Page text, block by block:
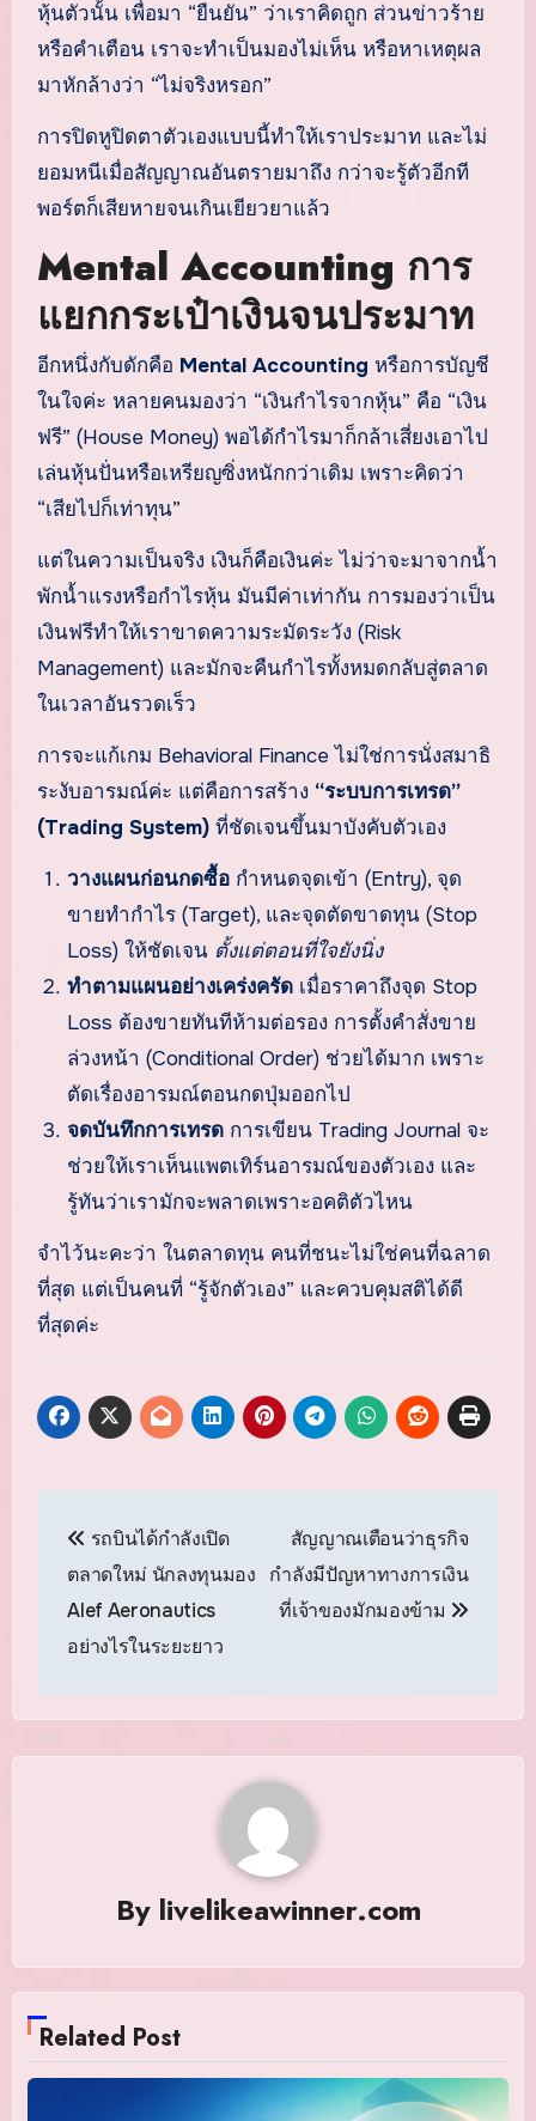
หุ้นตัวนั้น เพื่อมา “ยืนยัน” ว่าเราคิดถูก ส่วนข่าวร้าย
หรือคำเตือน เราจะทำเป็นมองไม่เห็น หรือหาเหตุผล
มาหักล้างว่า “ไม่จริงหรอก”
การปิดหูปิดตาตัวเองแบบนี้ทำให้เราประมาท และไม่
ยอมหนีเมื่อสัญญาณอันตรายมาถึง กว่าจะรู้ตัวอีกที
พอร์ตก็เสียหายจนเกินเยียวยาแล้ว
Mental Accounting การ
แยกกระเป๋าเงินจนประมาท
อีกหนึ่งกับดักคือ Mental Accounting หรือการบัญชี
ในใจค่ะ หลายคนมองว่า “เงินกำไรจากหุ้น” คือ “เงิน
ฟรี” (House Money) พอได้กำไรมาก็กล้าเสี่ยงเอาไป
เล่นหุ้นปั่นหรือเหรียญซิ่งหนักกว่าเดิม เพราะคิดว่า
“เสียไปก็เท่าทุน”
แต่ในความเป็นจริง เงินก็คือเงินค่ะ ไม่ว่าจะมาจากน้ำ
พักน้ำแรงหรือกำไรหุ้น มันมีค่าเท่ากัน การมองว่าเป็น
เงินฟรีทำให้เราขาดความระมัดระวัง (Risk
Management) และมักจะคืนกำไรทั้งหมดกลับสู่ตลาด
ในเวลาอันรวดเร็ว
การจะแก้เกม Behavioral Finance ไม่ใช่การนั่งสมาธิ
ระงับอารมณ์ค่ะ แต่คือการสร้าง “ระบบการเทรด”
(Trading System)ที่ชัดเจนขึ้นมาบังคับตัวเอง
วางแผนก่อนกดซื้อ กำหนดจุดเข้า (Entry), จุด
ขายทำกำไร (Target), และจุดตัดขาดทุน (Stop
Loss) ให้ชัดเจน ตั้งแต่ตอนที่ใจยังนิ่ง
ทำตามแผนอย่างเคร่งครัด เมื่อราคาถึงจุด Stop
Loss ต้องขายทันทีห้ามต่อรอง การตั้งคำสั่งขาย
ล่วงหน้า (Conditional Order) ช่วยได้มาก เพราะ
ตัดเรื่องอารมณ์ตอนกดปุ่มออกไป
จดบันทึกการเทรด การเขียน Trading Journal จะ
ช่วยให้เราเห็นแพตเทิร์นอารมณ์ของตัวเอง และ
รู้ทันว่าเรามักจะพลาดเพราะอคติตัวไหน
จำไว้นะคะว่า ในตลาดทุน คนที่ชนะไม่ใช่คนที่ฉลาด
ที่สุด แต่เป็นคนที่ “รู้จักตัวเอง” และควบคุมสติได้ดี
ที่สุดค่ะ
แนะแนว
เรื่องรถบินได้กำลังเปิด
ตลาดใหม่ นักลงทุนมอง
Alef Aeronautics
อย่างไรในระยะยาว
สัญญาณเตือนว่าธุรกิจ
กำลังมีปัญหาทางการเงิน
ที่เจ้าของมักมองข้าม
By livelikeawinner.com
Related Post